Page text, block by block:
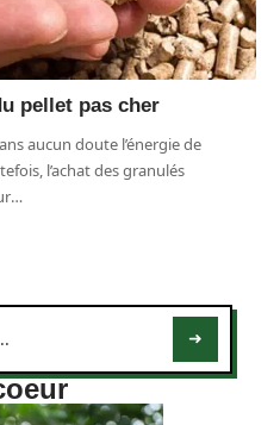
pellet pas cher
aucun doute l’énergie de
l’achat des granulés
…